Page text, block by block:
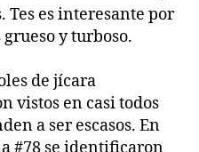
Tes es interesante por
grueso y turboso.
de jícara
vistos en casi todos
a ser escasos. En
#78 se identificaron